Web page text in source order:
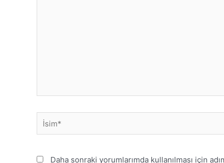
Daha sonraki yorumlarımda kullanılması için